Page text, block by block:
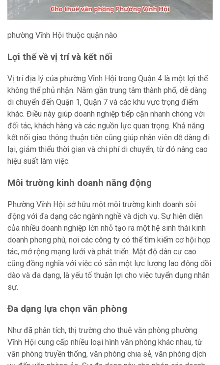
phường Vĩnh Hội thuộc quận nào
Lợi thế về vị trí và kết nối
Vị trí địa lý của phường Vĩnh Hội trong Quận 4 là một lợi thế
không thể phủ nhận. Nằm gần trung tâm thành phố, dễ dàng
di chuyển đến Quận 1, Quận 7 và các khu vực trọng điểm
khác. Điều này giúp doanh nghiệp tiếp cận nhanh chóng với
đối tác, khách hàng và các nguồn lực quan trọng. Khả năng
kết nối giao thông thuận tiện cũng giúp nhân viên dễ dàng đi
lại, giảm thiểu thời gian và chi phí di chuyển, từ đó nâng cao
hiệu suất làm việc.
Môi trường kinh doanh năng động
Phường Vĩnh Hội sở hữu một môi trường kinh doanh sôi
động với đa dạng các ngành nghề và dịch vụ. Sự hiện diện
của nhiều doanh nghiệp lớn nhỏ tạo ra một hệ sinh thái kinh
doanh phong phú, nơi các công ty có thể tìm kiếm cơ hội hợp
tác, mở rộng mạng lưới và phát triển. Mật độ dân cư cao
cũng đồng nghĩa với việc có sẵn một lực lượng lao động dồi
dào và đa dạng, là yếu tố thuận lợi cho việc tuyển dụng nhân
sự.
Đa dạng lựa chọn văn phòng
Như đã phân tích, thị trường cho thuê văn phòng phường
Vĩnh Hội cung cấp nhiều loại hình văn phòng khác nhau, từ
văn phòng truyền thống, văn phòng chia sẻ, văn phòng dịch